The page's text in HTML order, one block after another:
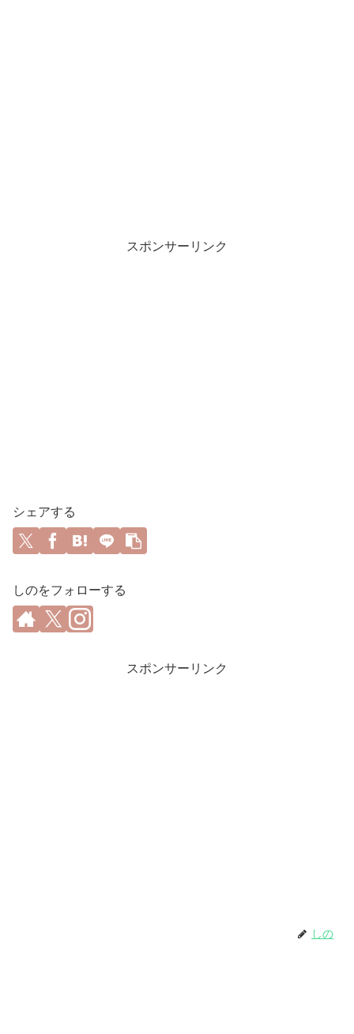
スポンサーリンク
シェアする
しのをフォローする
スポンサーリンク
しの